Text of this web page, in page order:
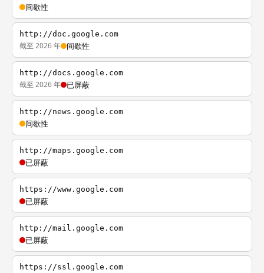
间歇性
http://doc.google.com
截至 2026 年 间歇性
http://docs.google.com
截至 2026 年 已屏蔽
http://news.google.com
间歇性
http://maps.google.com
已屏蔽
https://www.google.com
已屏蔽
http://mail.google.com
已屏蔽
https://ssl.google.com